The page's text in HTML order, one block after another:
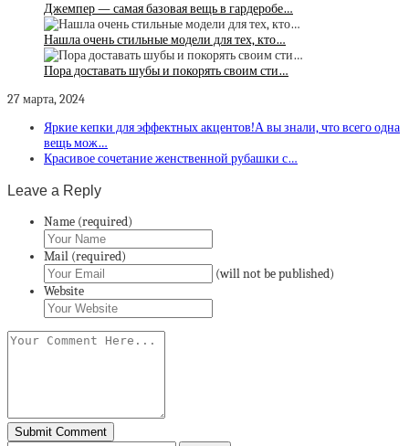
Джемпер — самая базовая вещь в гардеробе…
Нашла очень стильные модели для тех, кто…
Пора доставать шубы и покорять своим сти…
27 марта, 2024
Яркие кепки для эффектных акцентов!А вы знали, что всего одна
вещь мож…
Красивое сочетание женственной рубашки с…
Leave a Reply
Name (required)
Mail (required)
(will not be published)
Website